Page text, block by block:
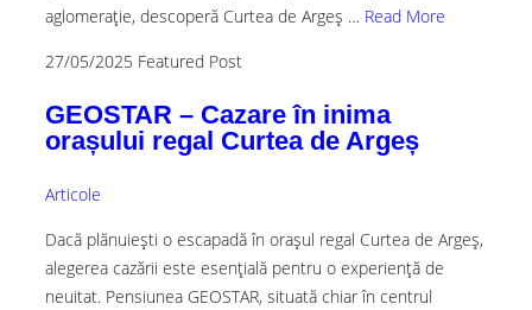
aglomerație, descoperă Curtea de Argeș … Read More
27/05/2025 Featured Post
GEOSTAR – Cazare în inima
orașului regal Curtea de Argeș
Articole
Dacă plănuiești o escapadă în orașul regal Curtea de Argeș,
alegerea cazării este esențială pentru o experiență de
neuitat. Pensiunea GEOSTAR, situată chiar în centrul